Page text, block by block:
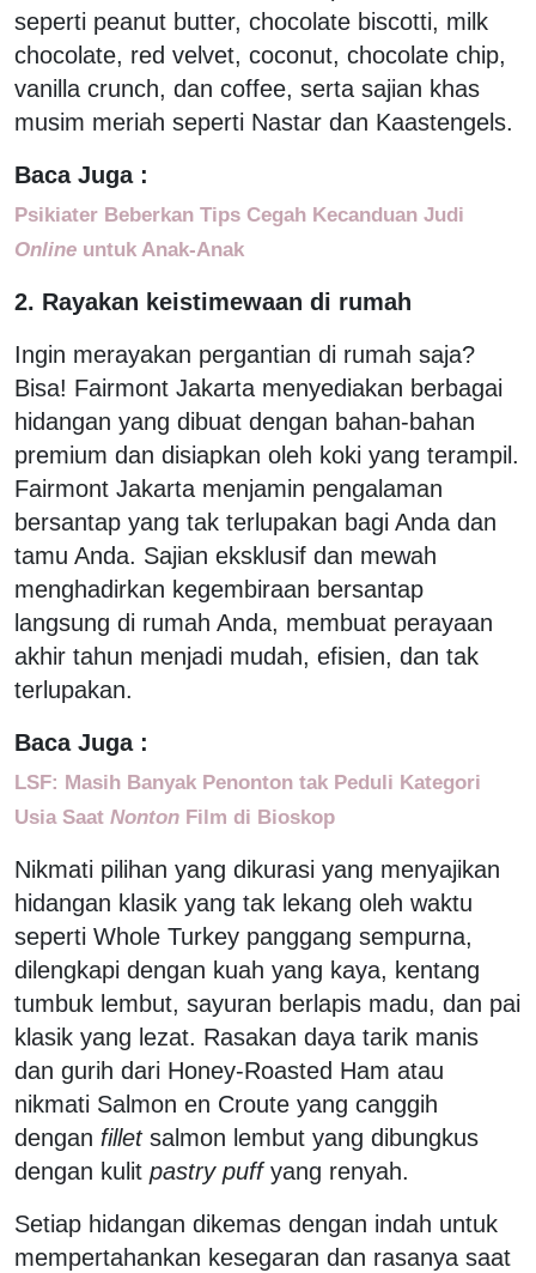
seperti peanut butter, chocolate biscotti, milk
chocolate, red velvet, coconut, chocolate chip,
vanilla crunch, dan coffee, serta sajian khas
musim meriah seperti Nastar dan Kaastengels.
Baca Juga :
Psikiater Beberkan Tips Cegah Kecanduan Judi
Online untuk Anak-Anak
2. Rayakan keistimewaan di rumah
Ingin merayakan pergantian di rumah saja?
Bisa! Fairmont Jakarta menyediakan berbagai
hidangan yang dibuat dengan bahan-bahan
premium dan disiapkan oleh koki yang terampil.
Fairmont Jakarta menjamin pengalaman
bersantap yang tak terlupakan bagi Anda dan
tamu Anda. Sajian eksklusif dan mewah
menghadirkan kegembiraan bersantap
langsung di rumah Anda, membuat perayaan
akhir tahun menjadi mudah, efisien, dan tak
terlupakan.
Baca Juga :
LSF: Masih Banyak Penonton tak Peduli Kategori
Usia Saat Nonton Film di Bioskop
Nikmati pilihan yang dikurasi yang menyajikan
hidangan klasik yang tak lekang oleh waktu
seperti Whole Turkey panggang sempurna,
dilengkapi dengan kuah yang kaya, kentang
tumbuk lembut, sayuran berlapis madu, dan pai
klasik yang lezat. Rasakan daya tarik manis
dan gurih dari Honey-Roasted Ham atau
nikmati Salmon en Croute yang canggih
dengan filletsalmon lembut yang dibungkus
dengan kulit pastry puffyang renyah.
Setiap hidangan dikemas dengan indah untuk
mempertahankan kesegaran dan rasanya saat